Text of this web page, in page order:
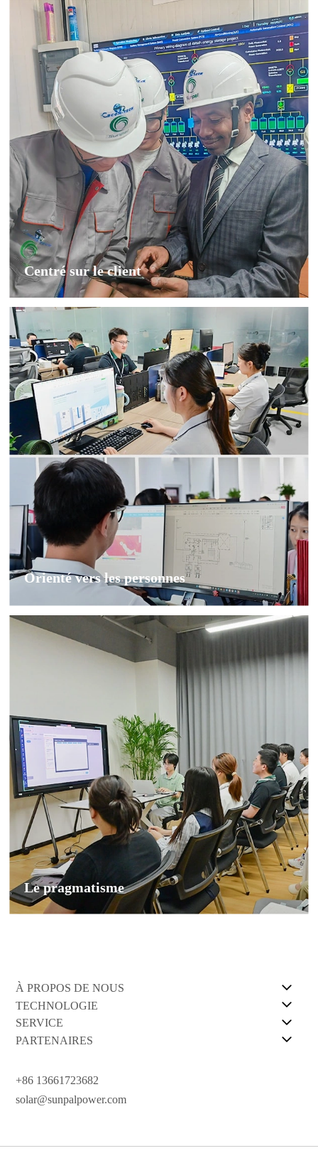
Centré sur le client
Orienté vers les personnes
Le pragmatisme
À PROPOS DE NOUS
TECHNOLOGIE
SERVICE
PARTENAIRES
+86 13661723682
solar@sunpalpower.com